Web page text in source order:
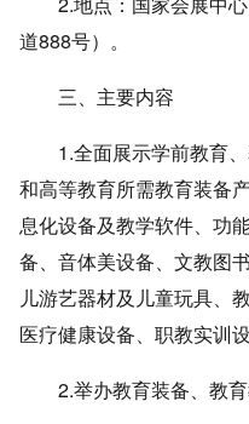
道888号）。
三、主要内容
1.全面展示学前教育、
和高等教育所需教育装备
息化设备及教学软件、功
备、音体美设备、文教图
儿游艺器材及儿童玩具、
医疗健康设备、职教实训设
2.举办教育装备、教育